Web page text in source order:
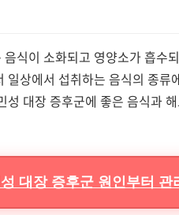
식이 소화되고 영양소가 흡수
일상에서 섭취하는 음식의 종류
성 대장 증후군에 좋은 음식과
대장 증후군 원인부터 관